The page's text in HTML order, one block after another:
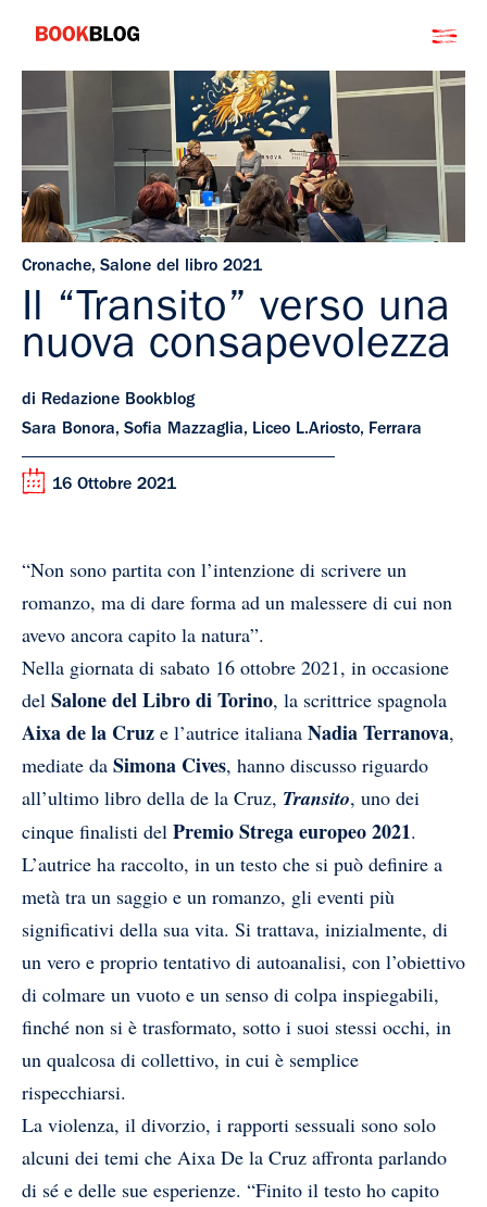
contenuto
Bookblog
Cronache, Salone del libro 2021
Il “Transito” verso una
nuova consapevolezza
di Redazione Bookblog
Sara Bonora, Sofia Mazzaglia, Liceo L.Ariosto, Ferrara
16 Ottobre 2021
“Non sono partita con l’intenzione di scrivere un
romanzo, ma di dare forma ad un malessere di cui non
avevo ancora capito la natura”.
Nella giornata di sabato 16 ottobre 2021, in occasione
del Salone del Libro di Torino, la scrittrice spagnola
Aixa de la Cruz e l’autrice italiana Nadia Terranova,
mediate da Simona Cives, hanno discusso riguardo
all’ultimo libro della de la Cruz, Transito, uno dei
cinque finalisti del Premio Strega europeo 2021.
L’autrice ha raccolto, in un testo che si può definire a
metà tra un saggio e un romanzo, gli eventi più
significativi della sua vita. Si trattava, inizialmente, di
un vero e proprio tentativo di autoanalisi, con l’obiettivo
di colmare un vuoto e un senso di colpa inspiegabili,
finché non si è trasformato, sotto i suoi stessi occhi, in
un qualcosa di collettivo, in cui è semplice
rispecchiarsi.
La violenza, il divorzio, i rapporti sessuali sono solo
alcuni dei temi che Aixa De la Cruz affronta parlando
di sé e delle sue esperienze. “Finito il testo ho capito